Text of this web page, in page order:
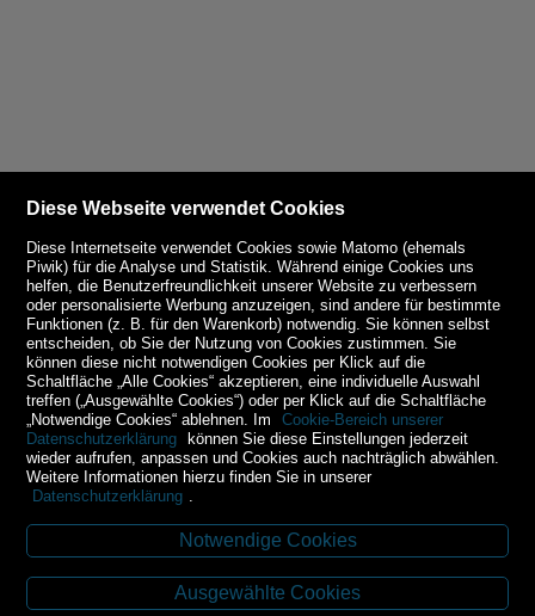
Kontakt
Budweiser Str. 3
Diese Webseite verwendet Cookies
Diese Internetseite verwendet Cookies sowie Matomo (ehemals
Piwik) für die Analyse und Statistik. Während einige Cookies uns
helfen, die Benutzerfreundlichkeit unserer Website zu verbessern
oder personalisierte Werbung anzuzeigen, sind andere für bestimmte
Funktionen (z. B. für den Warenkorb) notwendig. Sie können selbst
entscheiden, ob Sie der Nutzung von Cookies zustimmen. Sie
können diese nicht notwendigen Cookies per Klick auf die
Schaltfläche „Alle Cookies“ akzeptieren, eine individuelle Auswahl
treffen („Ausgewählte Cookies“) oder per Klick auf die Schaltfläche
„Notwendige Cookies“ ablehnen. Im
Cookie-Bereich unserer
Datenschutzerklärung können Sie diese Einstellungen jederzeit
wieder aufrufen, anpassen und Cookies auch nachträglich abwählen.
Weitere Informationen hierzu finden Sie in unserer
Datenschutzerklärung
Notwendige Cookies
Ausgewählte Cookies